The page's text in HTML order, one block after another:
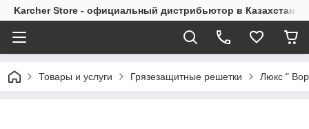
Karcher Store - официальный дистрибьютор в Казахстане
Товары и услуги Грязезащитные решетки Люкс "